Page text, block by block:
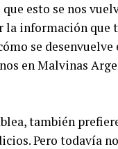
esto se nos
la información que
se desenvuelve
también
Pero todavía